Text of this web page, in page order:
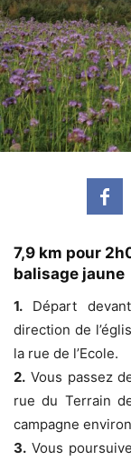
7,9 km pour
balisage jaune
1. Départ
direction de
la rue de l’Ecole.
2. Vous passez
rue du Terrain
campagne
3. Vous